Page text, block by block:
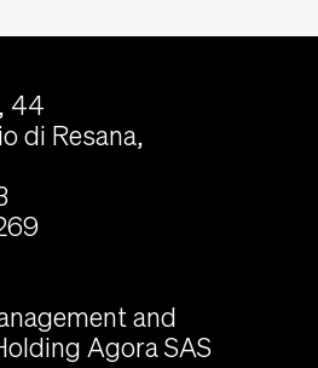
44
di Resana,
and
Agora SAS